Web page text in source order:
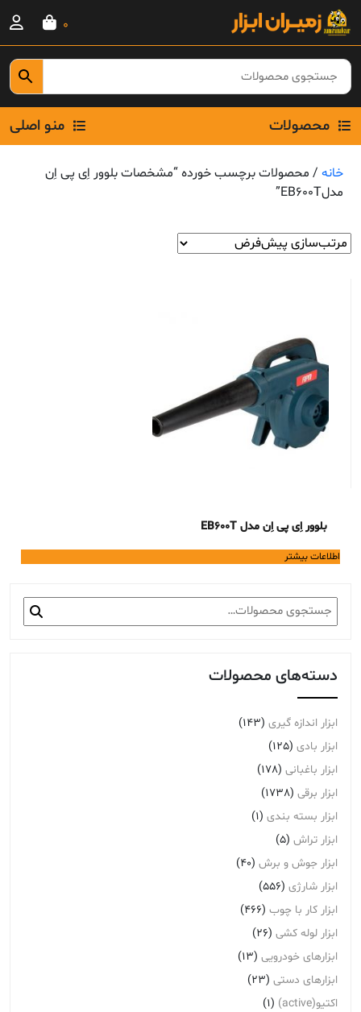
Skip
content
0
محصولات منو اصلی
خانه / محصولات برچسب خورده “مشخصات بلوور اِی پی اِن
مدلEB600T”
بلوور اِی پی اِن مدل EB600T
اطلاعات بیشتر
جستجو
برای:
دسته‌های محصولات
ابزار اندازه گیری (143)
ابزار بادی (125)
ابزار باغبانی (178)
ابزار برقی (1738)
ابزار بسته بندی (1)
ابزار تراش (5)
ابزار جوش و برش (40)
ابزار شارژی (556)
ابزار کار با چوب (466)
ابزار لوله کشی (26)
ابزارهای خودرویی (13)
ابزارهای دستی (23)
اکتیو(active)
(1)